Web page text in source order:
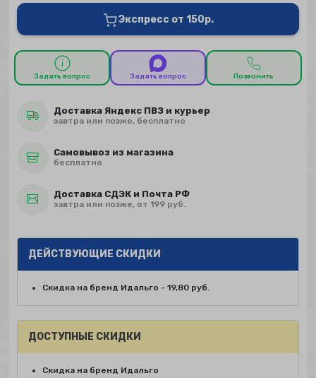
Экспресс от 150р.
Задать вопрос Задать вопрос Позвонить
Доставка Яндекс ПВЗ и курьер
завтра или позже, бесплатно
Самовывоз из магазина
бесплатно
Доставка СДЭК и Почта РФ
завтра или позже, от 199 руб.
ДЕЙСТВУЮЩИЕ СКИДКИ
Скидка на бренд Идальго - 19,80 руб.
ДОСТУПНЫЕ СКИДКИ
Скидка на бренд Идальго